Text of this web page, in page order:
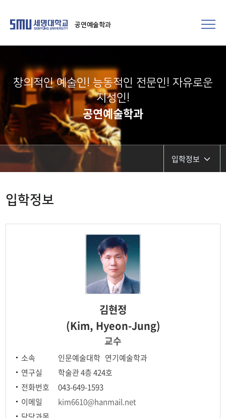
공연예술학과
창의적인 예술인! 능동적인 전문인! 자유로운
지성인!
공연예술학과
입학정보
입학정보
김현정
(Kim, Hyeon-Jung)
교수
소속
인문예술대학 연기예술학과
연구실
학술관 4층 424호
전화번호
043-649-1593
이메일
kim6610@hanmail.net